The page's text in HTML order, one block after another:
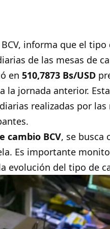
BCV, informa que el tipo
de las mesas de
en510,7873 Bs/USD
la jornada anterior.
realizadas por
cambio BCV, se busca
Es importante
evolución del tipo de